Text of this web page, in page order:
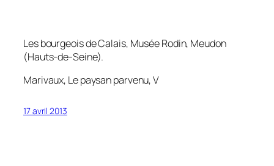
Les bourgeois de Calais, Musée Rodin, Meudon
(Hauts-de-Seine).
Marivaux, Le paysan parvenu, V
17 avril 2013